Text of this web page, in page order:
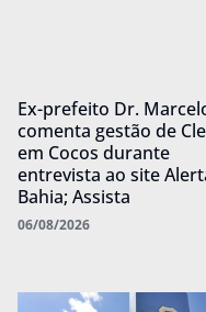
Ex-prefeito Dr.
comenta gestão de
em Cocos durante
entrevista ao site
Bahia; Assista
06/08/2026